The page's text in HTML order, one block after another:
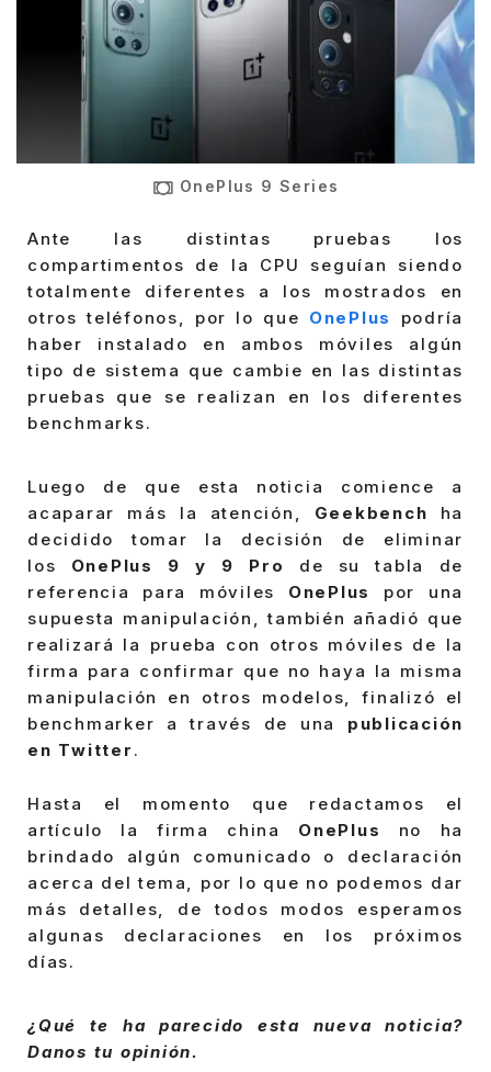
OnePlus 9 Series
Ante las distintas pruebas los
compartimentos de la CPU seguían siendo
totalmente diferentes a los mostrados en
otros teléfonos, por lo que OnePlus
podría
haber instalado en ambos móviles algún
tipo de sistema que cambie en las distintas
pruebas que se realizan en los diferentes
benchmarks.
Luego de que esta noticia comience a
acaparar más la atención, Geekbench ha
decidido tomar la decisión de eliminar
los OnePlus 9 y 9 Pro de su tabla de
referencia para móviles OnePlus por una
supuesta manipulación, también añadió que
realizará la prueba con otros móviles de la
firma para confirmar que no haya la misma
manipulación en otros modelos, finalizó el
benchmarker a través de una publicación
en Twitter .
Hasta el momento que redactamos el
artículo la firma china OnePlus no ha
brindado algún comunicado o declaración
acerca del tema, por lo que no podemos dar
más detalles, de todos modos esperamos
algunas declaraciones en los próximos
días.
¿Qué te ha parecido esta nueva noticia?
Danos tu opinión.